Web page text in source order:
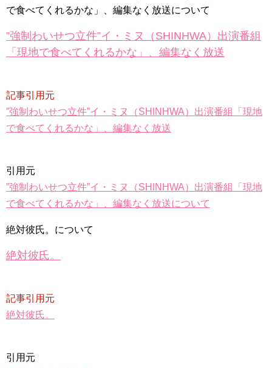
で食べてくれるかな」、編集なく放送について
”強制わいせつ立件”イ・ミヌ（SHINHWA）出演番組
「現地で食べてくれるかな」、編集なく放送
記事引用元
”強制わいせつ立件”イ・ミヌ（SHINHWA）出演番組「現地
で食べてくれるかな」、編集なく放送
引用元
”強制わいせつ立件”イ・ミヌ（SHINHWA）出演番組「現地
で食べてくれるかな」、編集なく放送について
絶対彼氏。について
絶対彼氏。
記事引用元
絶対彼氏。
引用元